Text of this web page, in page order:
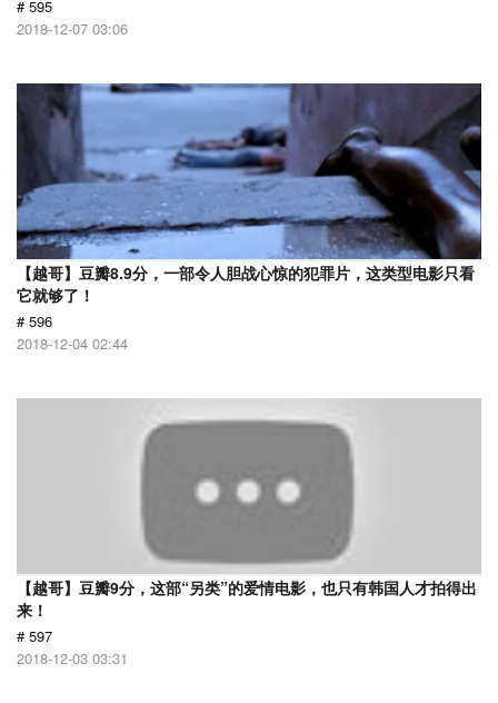
# 595
2018-12-07 03:06
【越哥】豆瓣8.9分，一部令人胆战心惊的犯罪片，这类型电影只看
它就够了！
# 596
2018-12-04 02:44
【越哥】豆瓣9分，这部“另类”的爱情电影，也只有韩国人才拍得出
来！
# 597
2018-12-03 03:31